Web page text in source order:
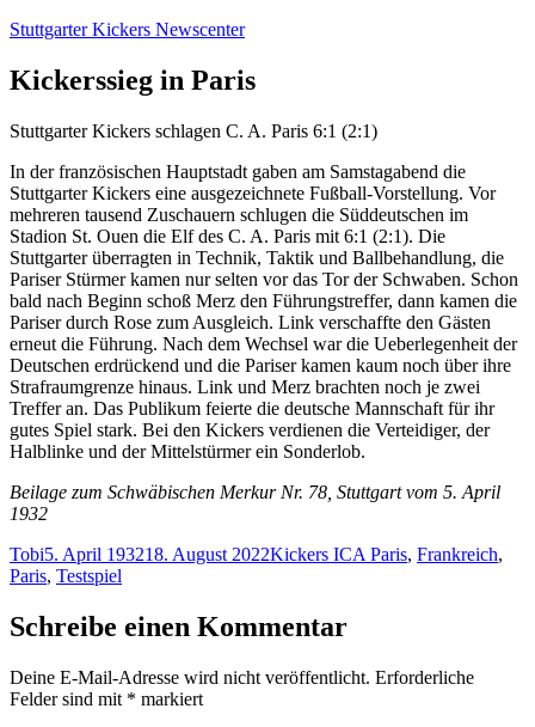
Zum
springen
Stuttgarter Kickers Newscenter
Kickerssieg in Paris
Stuttgarter Kickers schlagen C. A. Paris 6:1 (2:1)
In der französischen Hauptstadt gaben am Samstagabend die
Stuttgarter Kickers eine ausgezeichnete Fußball-Vorstellung. Vor
mehreren tausend Zuschauern schlugen die Süddeutschen im
Stadion St. Ouen die Elf des C. A. Paris mit 6:1 (2:1). Die
Stuttgarter überragten in Technik, Taktik und Ballbehandlung, die
Pariser Stürmer kamen nur selten vor das Tor der Schwaben. Schon
bald nach Beginn schoß Merz den Führungstreffer, dann kamen die
Pariser durch Rose zum Ausgleich. Link verschaffte den Gästen
erneut die Führung. Nach dem Wechsel war die Ueberlegenheit der
Deutschen erdrückend und die Pariser kamen kaum noch über ihre
Strafraumgrenze hinaus. Link und Merz brachten noch je zwei
Treffer an. Das Publikum feierte die deutsche Mannschaft für ihr
gutes Spiel stark. Bei den Kickers verdienen die Verteidiger, der
Halblinke und der Mittelstürmer ein Sonderlob.
Beilage zum Schwäbischen Merkur Nr. 78, Stuttgart vom 5. April
1932
Autor
TobiVeröffentlicht
am
5. April 193218. August 2022Kategorien
Kickers ISchlagwörter
CA Paris, Frankreich,
Paris, Testspiel
Schreibe einen Kommentar
Deine E-Mail-Adresse wird nicht veröffentlicht. Erforderliche
Felder sind mit * markiert